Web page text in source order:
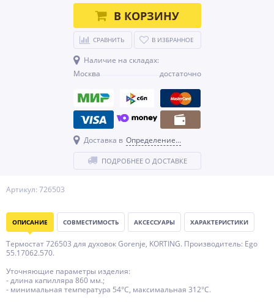
Артикул: 726503
В КОРЗИНУ
СРАВНИТЬ В ИЗБРАННОЕ
Наличие на складах:
Москва
достаточно
Доставка в Определение...
ПОДРОБНЕЕ О ДОСТАВКЕ
ОПИСАНИЕ СОВМЕСТИМОСТЬ АКСЕССУАРЫ ХАРАКТЕРИСТИКИ
Термостат 726503 для духовок Gorenje, KORTING. Производитель: Ego
55.17062.570.
Уточняющие параметры изделия:
- длина капилляра 860 мм.;
- минимальная температура 54°C, максимальная 312°C.